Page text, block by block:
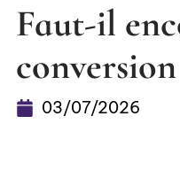
Faut-il
03/07/2026